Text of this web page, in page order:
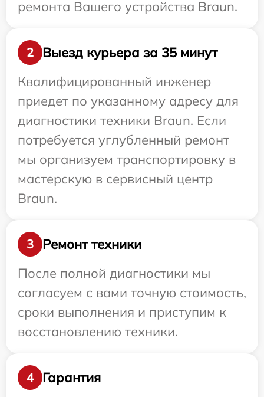
ремонта Вашего устройства Braun.
2
Выезд курьера за 35 минут
Квалифицированный инженер
приедет по указанному адресу для
диагностики техники Braun. Если
потребуется углубленный ремонт
мы организуем транспортировку в
мастерскую в сервисный центр
Braun.
3
Ремонт техники
После полной диагностики мы
согласуем с вами точную стоимость,
сроки выполнения и приступим к
восстановлению техники.
4
Гарантия